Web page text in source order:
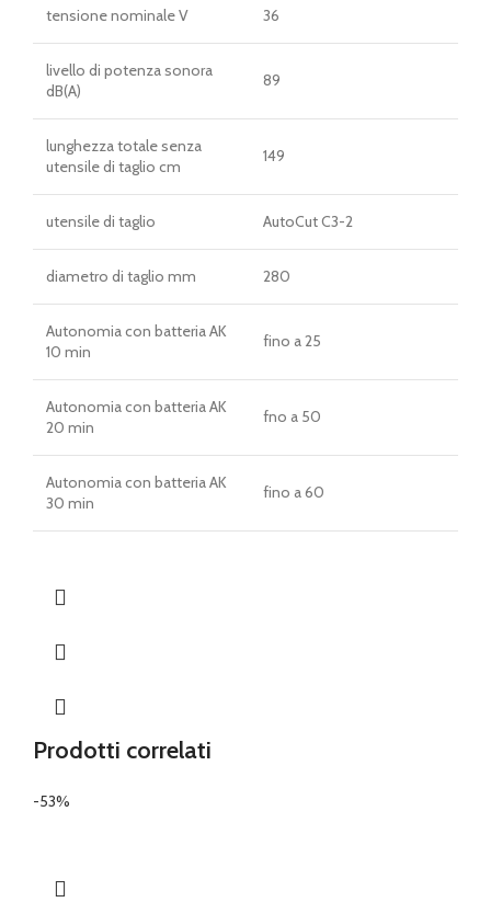
tensione nominale V 36
livello di potenza sonora
dB(A)
89
lunghezza totale senza
utensile di taglio cm
149
utensile di taglio AutoCut C3-2
diametro di taglio mm 280
Autonomia con batteria AK
10 min
fino a 25
Autonomia con batteria AK
20 min
fno a 50
Autonomia con batteria AK
30 min
fino a 60
Prodotti correlati
-53%